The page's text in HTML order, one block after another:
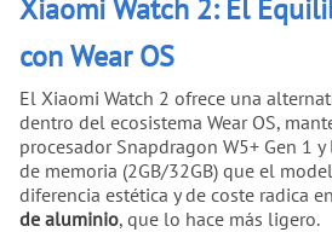
Xiaomi Watch 2: El
con Wear OS
El Xiaomi Watch 2 ofrece una
dentro del ecosistema Wear OS,
procesador Snapdragon W5+ Gen 1
de memoria (2GB/32GB) que el
diferencia estética y de coste radica
de aluminio, que lo hace más ligero.